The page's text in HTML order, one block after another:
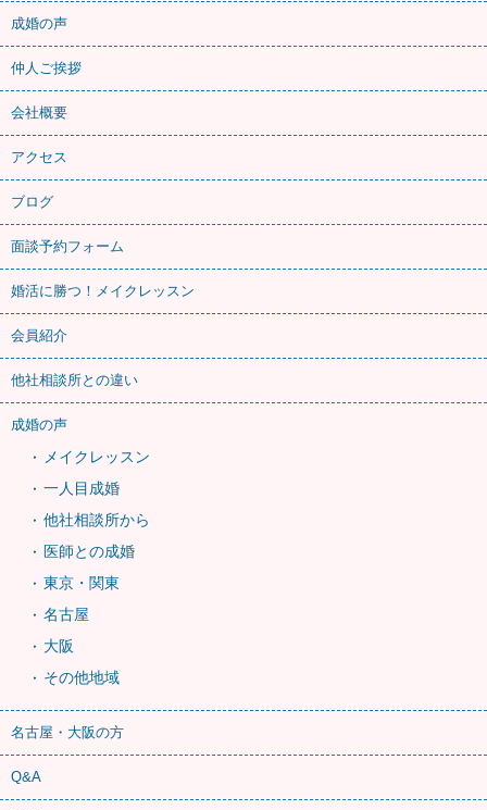
成婚の声
仲人ご挨拶
会社概要
アクセス
ブログ
面談予約フォーム
婚活に勝つ！メイクレッスン
会員紹介
他社相談所との違い
成婚の声
メイクレッスン
一人目成婚
他社相談所から
医師との成婚
東京・関東
名古屋
大阪
その他地域
名古屋・大阪の方
Q&A